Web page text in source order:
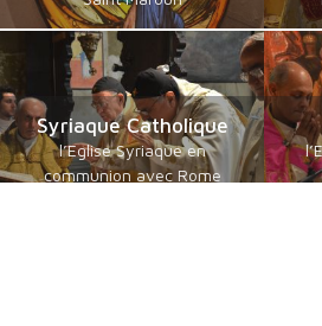
Syriaque Catholique
l’Eglise Syriaque en
communion avec Rome